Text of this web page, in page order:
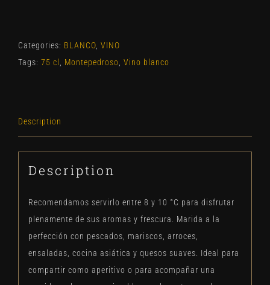
Categories: BLANCO VINO
Tags: 75 cl Montepedroso Vino blanco
Description
Description
Recomendamos servirlo entre 8 y 10 °C para disfrutar
plenamente de sus aromas y frescura. Marida a la
perfección con pescados, mariscos, arroces,
ensaladas, cocina asiática y quesos suaves. Ideal para
compartir como aperitivo o para acompañar una